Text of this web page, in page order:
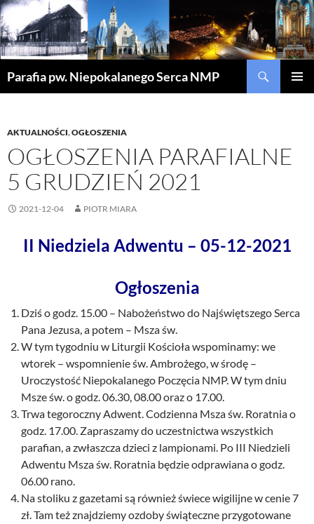
Parafia pw. Niepokalanego Serca NMP
AKTUALNOŚCI,OGŁOSZENIA
OGŁOSZENIA PARAFIALNE
5 GRUDZIEŃ 2021
2021-12-04 PIOTR MIARA
II Niedziela Adwentu – 05-12-2021
Ogłoszenia
Dziś o godz. 15.00 – Nabożeństwo do Najświętszego Serca
Pana Jezusa, a potem – Msza św.
W tym tygodniu w Liturgii Kościoła wspominamy: we
wtorek – wspomnienie św. Ambrożego, w środę –
Uroczystość Niepokalanego Poczęcia NMP. W tym dniu
Msze św. o godz. 06.30, 08.00 oraz o 17.00.
Trwa tegoroczny Adwent. Codzienna Msza św. Roratnia o
godz. 17.00. Zapraszamy do uczestnictwa wszystkich
parafian, a zwłaszcza dzieci z lampionami. Po III Niedzieli
Adwentu Msza św. Roratnia będzie odprawiana o godz.
06.00 rano.
Na stoliku z gazetami są również świece wigilijne w cenie 7
zł. Tam też znajdziemy ozdoby świąteczne przygotowane